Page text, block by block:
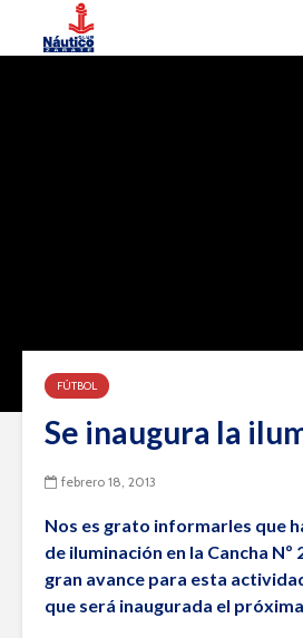
FÚTBOL
Se inaugura la
febrero 18, 2013
Nos es grato informarles que
de iluminación en la Cancha Nº
gran avance para esta
que será inaugurada el